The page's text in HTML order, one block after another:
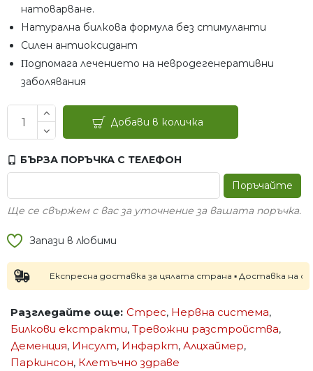
натоварване.
Натурална билкова формула без стимуланти
Силен антиоксидант
Πoдпoмaга лeчeниeтo нa нeвpoдeгeнepaтивни
зaбoлявaния
Добави в количка
БЪРЗА ПОРЪЧКА С ТЕЛЕФОН
Поръчайте
Ще се свържем с вас за уточнение за вашата поръчка.
Запази в любими
Експресна доставка за цялата страна ▪ Доставка на
Разгледайте още: Стрес, Нервна система,
Билкови екстракти, Тревожни разстройства,
Деменция, Инсулт, Инфаркт, Алцхаймер,
Паркинсон, Клетъчно здраве